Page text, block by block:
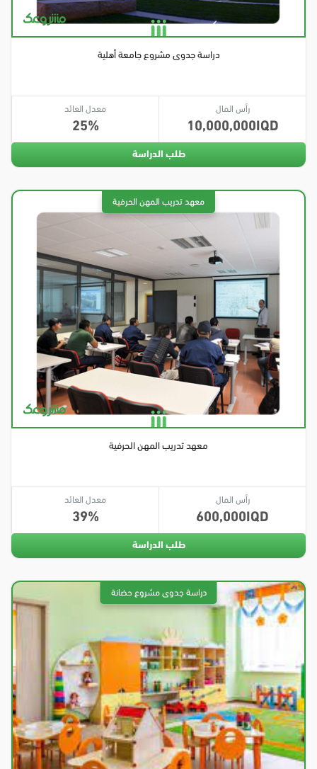
دراسة جدوى مشروع جامعة أهلية
رأس المال
10,000,000
معدل العائد
25
طلب الدراسة
معهد تدريب المهن الحرفية
رأس المال
600,000
معدل العائد
39
طلب الدراسة